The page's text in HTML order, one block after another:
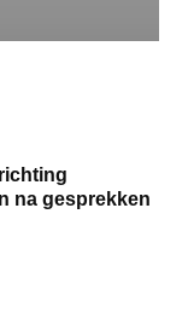
na gesprekken